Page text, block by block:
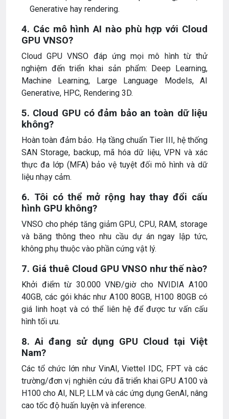
Generative hay rendering.
4. Các mô hình AI nào phù hợp với Cloud
GPU VNSO?
Cloud GPU VNSO đáp ứng mọi mô hình từ thử
nghiệm đến triển khai sản phẩm: Deep Learning,
Machine Learning, Large Language Models, AI
Generative, HPC, Rendering 3D.
5. Cloud GPU có đảm bảo an toàn dữ liệu
không?
Hoàn toàn đảm bảo. Hạ tầng chuẩn Tier III, hệ thống
SAN Storage, backup, mã hóa dữ liệu, VPN và xác
thực đa lớp (MFA) bảo vệ tuyệt đối mô hình và dữ
liệu nhạy cảm.
6. Tôi có thể mở rộng hay thay đổi cấu
hình GPU không?
VNSO cho phép tăng giảm GPU, CPU, RAM, storage
và băng thông theo nhu cầu dự án ngay lập tức,
không phụ thuộc vào phần cứng vật lý.
7. Giá thuê Cloud GPU VNSO như thế nào?
Khởi điểm từ 30.000 VNĐ/giờ cho NVIDIA A100
40GB, các gói khác như A100 80GB, H100 80GB có
giá linh hoạt và có thể liên hệ để được tư vấn cấu
hình tối ưu.
8. Ai đang sử dụng GPU Cloud tại Việt
Nam?
Các tổ chức lớn như VinAI, Viettel IDC, FPT và các
trường/đơn vị nghiên cứu đã triển khai GPU A100 và
H100 cho AI, NLP, LLM và các ứng dụng GenAI, nâng
cao tốc độ huấn luyện và inference.